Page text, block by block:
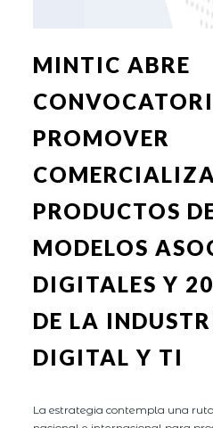
MINTIC ABRE
PROMOVER
PRODUCTOS
MODELOS
DIGITALES Y
DE LA
DIGITAL Y TI
La estrategia contempla una